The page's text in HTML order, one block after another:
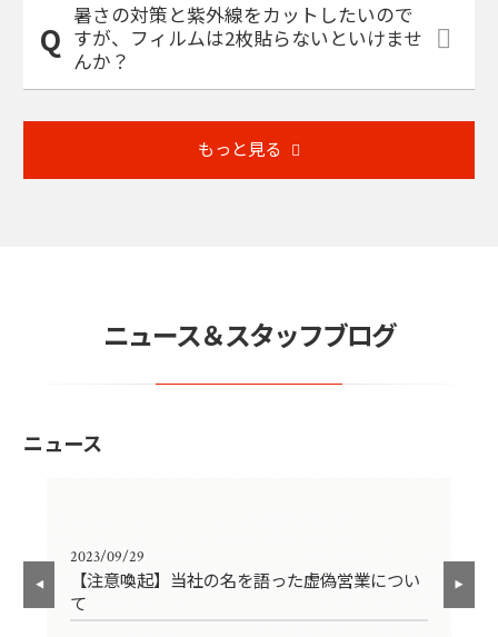
暑さの対策と紫外線をカットしたいので
すが、フィルムは2枚貼らないといけませ
んか？
もっと見る
ニュース＆スタッフブログ
ニュース
2023/09/29
【注意喚起】当社の名を語った虚偽営業につい
て